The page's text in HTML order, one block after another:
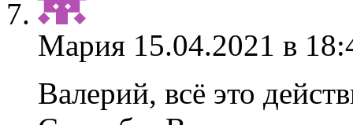
Мария 15.04.2021 в
Валерий, всё это